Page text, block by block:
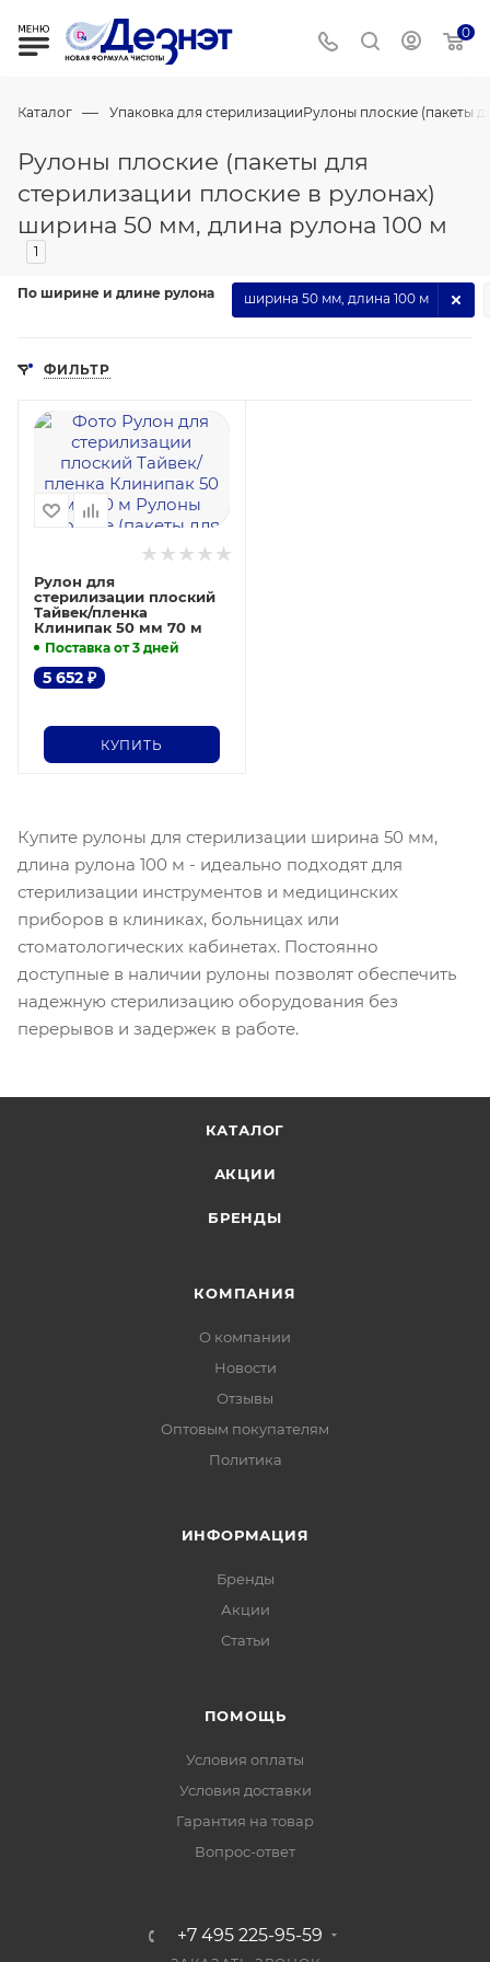
0
Каталог — Упаковка для стерилизацииРулоны плоские (пакеты
Рулоны плоские (пакеты для
стерилизации плоские в рулонах)
ширина 50 мм, длина рулона 100 м
1
По ширине и длине рулона ширина 50 мм, длина 100 м
ФИЛЬТР
Рулон для
стерилизации плоский
Тайвек/пленка
Клинипак 50 мм 70 м
Поставка от 3 дней
5 652 ₽
КУПИТЬ
Купите рулоны для стерилизации ширина 50 мм,
длина рулона 100 м - идеально подходят для
стерилизации инструментов и медицинских
приборов в клиниках, больницах или
стоматологических кабинетах. Постоянно
доступные в наличии рулоны позволят обеспечить
надежную стерилизацию оборудования без
перерывов и задержек в работе.
КАТАЛОГ
АКЦИИ
БРЕНДЫ
КОМПАНИЯ
О компании
Новости
Отзывы
Оптовым покупателям
Политика
ИНФОРМАЦИЯ
Бренды
Акции
Статьи
ПОМОЩЬ
Условия оплаты
Условия доставки
Гарантия на товар
Вопрос-ответ
+7 495 225-95-59